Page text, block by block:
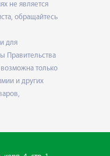
не является
обращайтесь
для
Правительства
только
и других